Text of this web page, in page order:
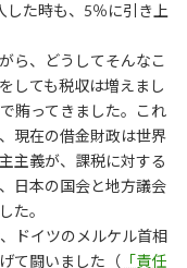
した時も、5％に引き上
ら、どうしてそんなこ
しても税収は増えまし
賄ってきました。これ
現在の借金財政は世界
主義が、課税に対する
日本の国会と地方議会
た。
ドイツのメルケル首相
て闘いました（ 「責任